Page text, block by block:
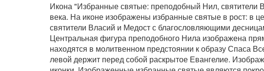
Икона "Избранные святые: преподобный Нил, святители
века. На иконе изображены избранные святые в рост: в
святители Власий и Медост с благословляющими
Центральная фигура преподобного Нила изображена
находятся в молитвенном предстоянии к образу Спаса
левой держит перед собой раскрытое Евангелие.